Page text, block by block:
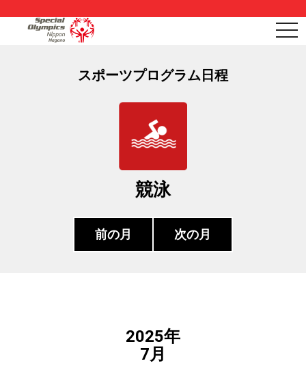
スポーツプログラム日程
競泳
前の月 次の月
2025年
7月